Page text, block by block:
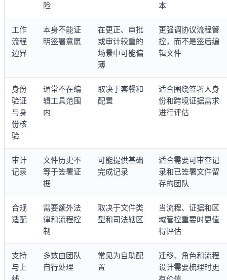
险
本
工作
流程
边界
本身不能证
明签署意愿
在更正、审批
或审计较重的
场景中可能偏
薄
更强调协议流程管
控，而不是签后编
辑文件
身份
验证
与身
份核
验
通常不在编
辑工具范围
内
取决于套餐和
配置
适合围绕签署人身
份和跨境证据需求
进行评估
审计
记录
文件历史不
等于签署证
据
可能提供基础
完成记录
适合需要可审查记
录和已签署文件留
存的团队
合规
适配
需要额外法
律和流程控
制
取决于文件类
型和司法辖区
当流程、证据和区
域管控重要时更值
得评估
支持
与上
多数由团队
自行处理
常见为自助配
置
迁移、角色和流程
设计需要梳理时更